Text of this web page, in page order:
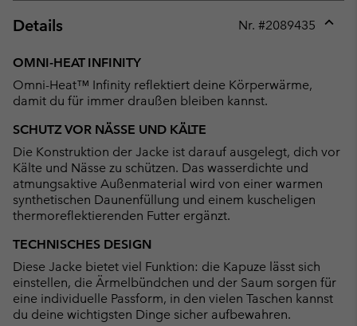
Details Nr. #2089435
OMNI-HEAT INFINITY
Omni-Heat™ Infinity reflektiert deine Körperwärme,
damit du für immer draußen bleiben kannst.
SCHUTZ VOR NÄSSE UND KÄLTE
Die Konstruktion der Jacke ist darauf ausgelegt, dich vor
Kälte und Nässe zu schützen. Das wasserdichte und
atmungsaktive Außenmaterial wird von einer warmen
synthetischen Daunenfüllung und einem kuscheligen
thermoreflektierenden Futter ergänzt.
TECHNISCHES DESIGN
Diese Jacke bietet viel Funktion: die Kapuze lässt sich
einstellen, die Ärmelbündchen und der Saum sorgen für
eine individuelle Passform, in den vielen Taschen kannst
du deine wichtigsten Dinge sicher aufbewahren.